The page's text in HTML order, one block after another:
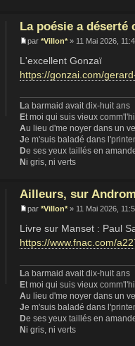
La poésie a déserté
par *Villon* » 11 Mai 2026,
L'excellent Gonzaï
https://gonzai.com/
La barmaid avait dix-huit ans
Et moi qui suis vieux
Au lieu d'me noyer dans un
Je m'suis baladé dans
De ses yeux taillés en
Ni gris, ni verts
Ailleurs, sur
par *Villon* » 11 Mai 2026,
Livre sur Manset : Paul
https://www.fnac.com/
La barmaid avait dix-huit ans
Et moi qui suis vieux
Au lieu d'me noyer dans un
Je m'suis baladé dans
De ses yeux taillés en
Ni gris, ni verts